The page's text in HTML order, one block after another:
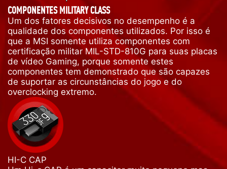
COMPONENTES MILITARY CLASS
Um dos fatores decisivos no desempenho é a
qualidade dos componentes utilizados. Por isso é
que a MSI somente utiliza componentes com
certificação militar MIL-STD-810G para suas placas
de vídeo Gaming, porque somente estes
componentes tem demonstrado que são capazes
de suportar as circunstâncias do jogo e do
overclocking extremo.
HI-C CAP